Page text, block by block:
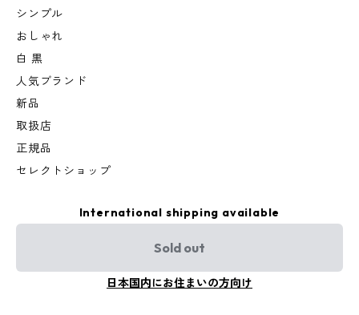
シンプル
おしゃれ
白 黒
人気ブランド
新品
取扱店
正規品
セレクトショップ
International shipping available
Sold out
日本国内にお住まいの方向け